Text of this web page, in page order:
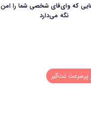
که وای‌فای شخصی شما را امن
نگه می‌دارد
پرسرعت نت‌گیر